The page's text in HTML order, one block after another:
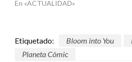
En «ACTUALIDAD»
Etiquetado: Bloom into You
Planeta Cómic